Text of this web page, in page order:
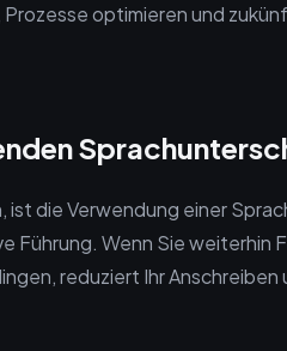
optimieren und
die Verwendung einer
Wenn Sie weiterhin
reduziert Ihr Anschreiben